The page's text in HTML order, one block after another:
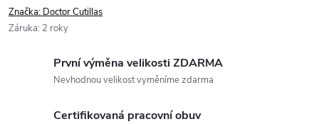
Značka: Doctor Cutillas
Záruka: 2 roky
První výměna velikosti ZDARMA
Nevhodnou velikost vyměníme zdarma
Certifikovaná pracovní obuv